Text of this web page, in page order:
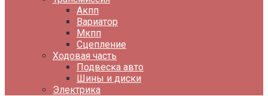
Акпп
Вариатор
Мкпп
Сцепление
Ходовая часть
Подвеска авто
Шины и диски
Электрика